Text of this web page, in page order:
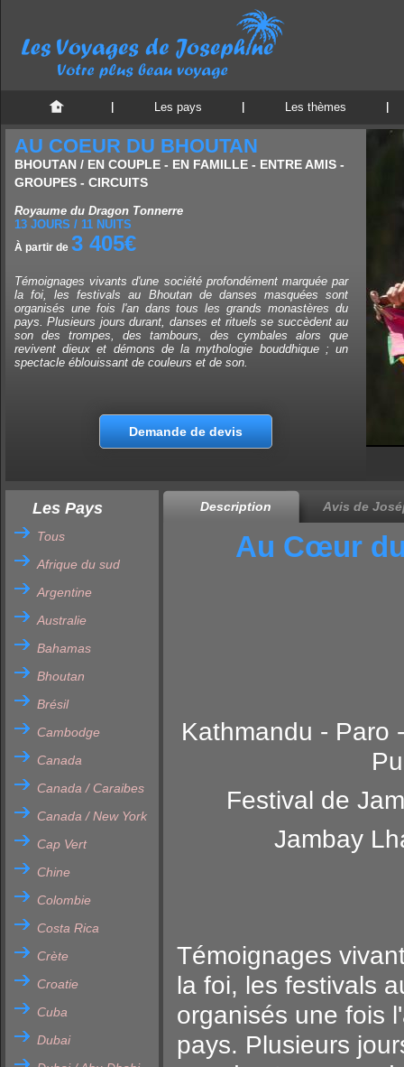
Les pays Les thèmes
AU COEUR DU BHOUTAN
BHOUTAN / EN COUPLE - EN FAMILLE - ENTRE AMIS -
GROUPES - CIRCUITS
Royaume du Dragon Tonnerre
13 JOURS / 11 NUITS
À partir de 3 405€
Témoignages vivants d'une société profondément marquée par
la foi, les festivals au Bhoutan de danses masquées sont
organisés une fois l'an dans tous les grands monastères du
pays. Plusieurs jours durant, danses et rituels se succèdent au
son des trompes, des tambours, des cymbales alors que
revivent dieux et démons de la mythologie bouddhique ; un
spectacle éblouissant de couleurs et de son.
Demande de devis
Les Pays
Tous
Afrique du sud
Argentine
Australie
Bahamas
Bhoutan
Brésil
Cambodge
Canada
Canada / Caraibes
Canada / New York
Cap Vert
Chine
Colombie
Costa Rica
Crète
Croatie
Cuba
Dubai
Description Avis de
Au Cœur
Kathmandu - Paro
Festival de
Jambay
Témoignages
la foi, les festivals
organisés une fois
pays. Plusieurs